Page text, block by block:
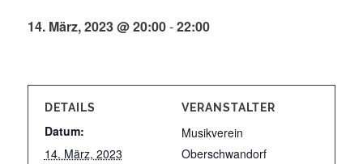
14. März, 2023 @ 20:00-22:00
DETAILS
Datum:
14. März, 2023
VERANSTALTER
Musikverein
Oberschwandorf